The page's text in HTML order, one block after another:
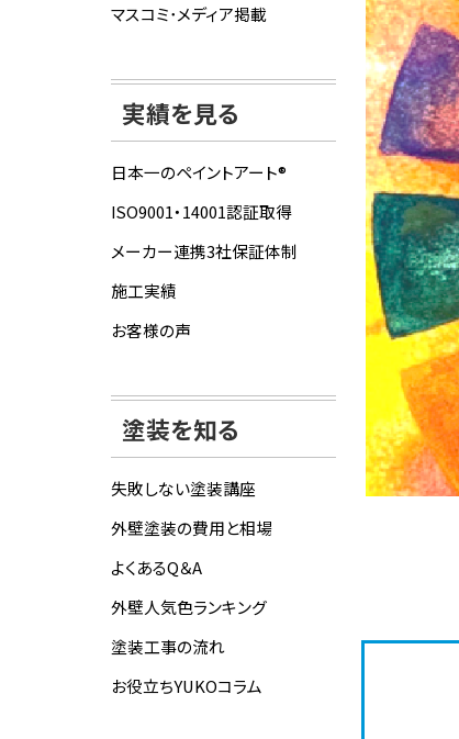
マスコミ･メディア掲載
実績を見る
日本一のペイントアート®
ISO9001・14001認証取得
メーカー連携3社保証体制
施工実績
お客様の声
塗装を知る
失敗しない塗装講座
外壁塗装の費用と相場
よくあるQ＆A
外壁人気色ランキング
塗装工事の流れ
お役立ちYUKOコラム